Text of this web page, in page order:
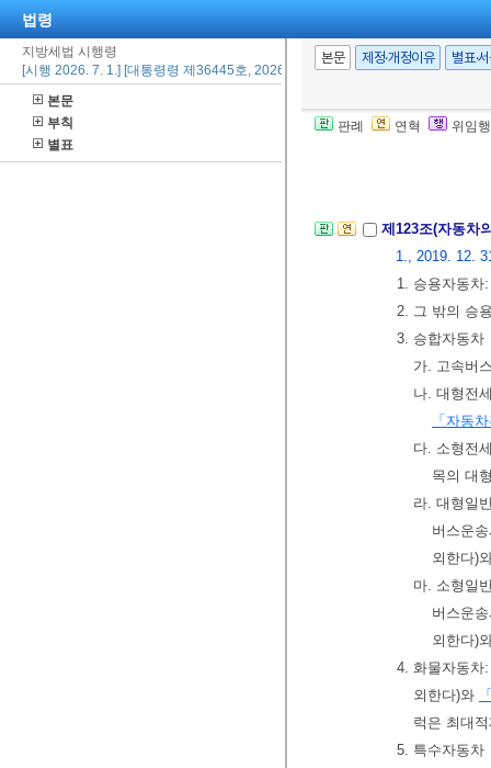
법령
지방세법 시행령
[시행 2026. 7. 1.] [대통령령 제36445호, 2026. 6. 23., 타법개정]
본문
부칙
별표
본문 제정·개정이유 별표·
판례 연혁 위임
1. 기산일이 1
2. 기산일이 7
가. 제1기
제123조(자동차
1., 2019. 12.
1. 승용자동
2. 그 밖의 승
3. 승합자동차
가. 고속버
나. 대형전
「자동
다. 소형전
목의 대
라. 대형일
버스운
외한다)
마. 소형일
버스운
외한다)
4. 화물자동
외한다)와
럭은 최대
5. 특수자동차